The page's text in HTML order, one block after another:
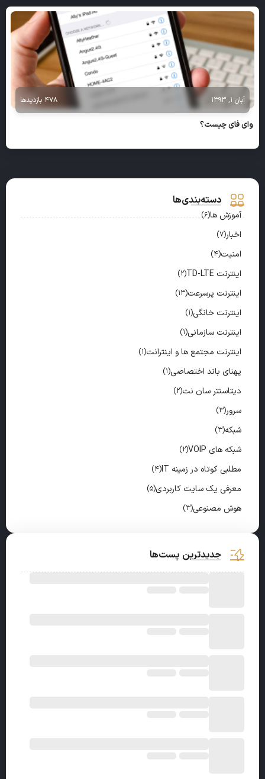
آبان 1, 1393 478 بازدیدها
وای فای چیست؟
دسته‌بندی‌ها
آموزش ها(6)
اخبار(7)
امنیت(4)
اینترنت TD-LTE (2)
اینترنت پرسرعت(13)
اینترنت خانگی(1)
اینترنت سازمانی(1)
اینترنت مجتمع ها و اینترانت(1)
پهنای باند اختصاصی(1)
دیتاسنتر سان نت(2)
سرور(3)
شبکه(3)
شبکه های VOIP (2)
مطلبی کوتاه در زمینه IT (4)
معرفی یک سایت کاربردی(5)
هوش مصنوعی(3)
جدیدترین پست‌ها